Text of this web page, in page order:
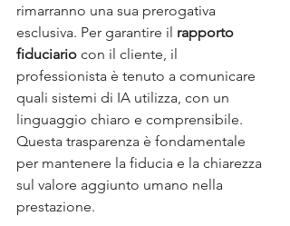
rimarranno una sua prerogativa
esclusiva. Per garantire il rapporto
fiduciario con il cliente, il
professionista è tenuto a comunicare
quali sistemi di IA utilizza, con un
linguaggio chiaro e comprensibile.
Questa trasparenza è fondamentale
per mantenere la fiducia e la chiarezza
sul valore aggiunto umano nella
prestazione.